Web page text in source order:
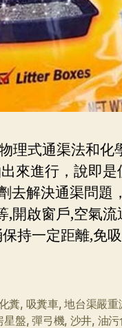
理式通渠法和化
來進行，說即
解決通渠問
啟窗戶,空氣
持一定距離,免
糞, 吸糞車,地台渠嚴重
星盤,彈弓機, 沙井, 油污